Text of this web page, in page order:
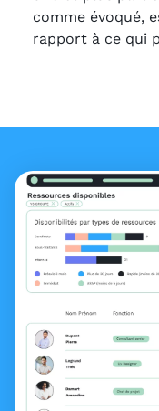
comme évoqué,
rapport à ce qui